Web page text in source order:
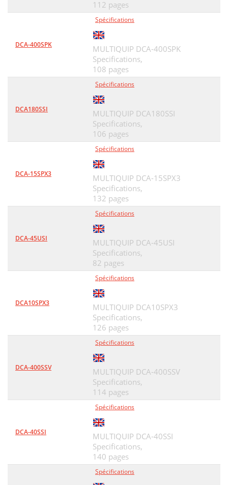
112 pages
DCA-400SPK
Spécifications
MULTIQUIP DCA-400SPK
Specifications,
108 pages
DCA180SSI
Spécifications
MULTIQUIP DCA180SSI
Specifications,
106 pages
DCA-15SPX3
Spécifications
MULTIQUIP DCA-15SPX3
Specifications,
132 pages
DCA-45USI
Spécifications
MULTIQUIP DCA-45USI
Specifications,
82 pages
DCA10SPX3
Spécifications
MULTIQUIP DCA10SPX3
Specifications,
126 pages
DCA-400SSV
Spécifications
MULTIQUIP DCA-400SSV
Specifications,
114 pages
DCA-40SSI
Spécifications
MULTIQUIP DCA-40SSI
Specifications,
140 pages
Spécifications